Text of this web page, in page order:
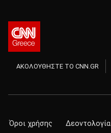
ΑΚΟΛΟΥΘΗΣΤΕ ΤΟ CNN.GR
Όροι χρήσης Δεοντολογία